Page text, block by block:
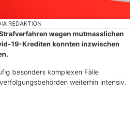
REDAKTION
wegen mutmasslichen
19-Krediten konnten inzwischen
besonders komplexen Fälle
weiterhin intensiv.